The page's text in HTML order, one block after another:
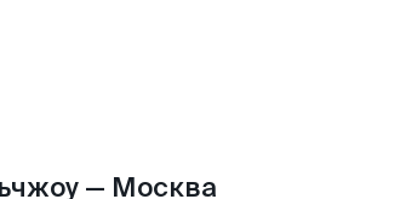
— Москва